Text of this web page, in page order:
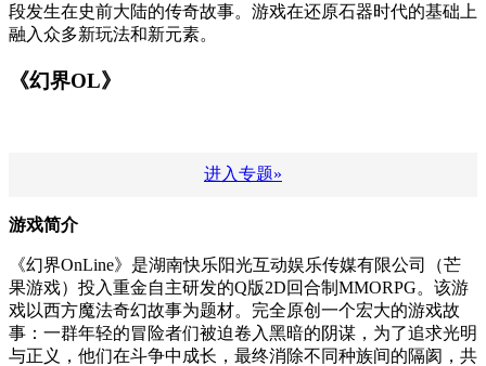
段发生在史前大陆的传奇故事。游戏在还原石器时代的基础上
融入众多新玩法和新元素。
《幻界OL》
进入专题»
游戏简介
《幻界OnLine》是湖南快乐阳光互动娱乐传媒有限公司（芒
果游戏）投入重金自主研发的Q版2D回合制MMORPG。该游
戏以西方魔法奇幻故事为题材。完全原创一个宏大的游戏故
事：一群年轻的冒险者们被迫卷入黑暗的阴谋，为了追求光明
与正义，他们在斗争中成长，最终消除不同种族间的隔阂，共